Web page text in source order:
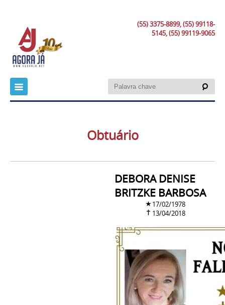
(55) 3375-8899, (55) 99118-
5145, (55) 99119-9065
Obtuário
DEBORA DENISE
BRITZKE BARBOSA
17/02/1978
13/04/2018